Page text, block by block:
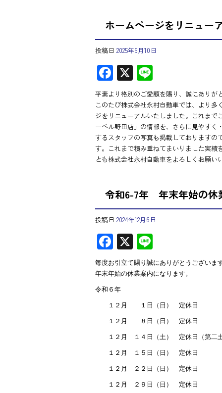
ホームページをリニュー
投稿日 2025年6月10日
F
ac
e
b
o
ok
X
ne
平素より格別のご愛顧を賜り、誠にありが
このたび株式会社永村自動車では、より
ジをリニューアルいたしました。これまで
ーベル野田店」の情報を、さらに見やすく
するスタッフの写真も掲載しております
す。これまで積み重ねてまいりました実
とも株式会社永村自動車をよろしくお願い
令和6-7年 年末年始の休
投稿日 2024年12月6日
F
ac
e
b
o
ok
X
ne
毎度お引立て賜り誠にありがとうございます
年末年始の休業案内になります。
令和６年
１２月 １日（日） 定休日
１２月 ８日（日） 定休日
１２月 １４日（土） 定休日（第二土
１２月 １５日（日） 定休日
１２月 ２２日（日） 定休日
１２月 ２９日（日） 定休日